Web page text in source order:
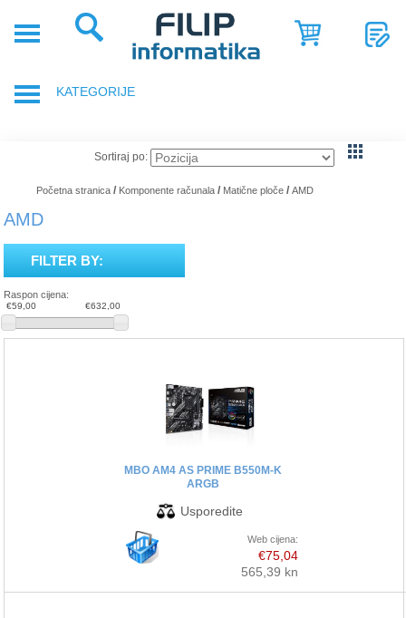
POSLOVNA
NOVOSTI
REFERENCE
O
NAMA
KATEGORIJE
DODACI ZA PRIJENOSNA RAČUNALA
GAMING OPREMA
RAČUNALA
TABLETI
KOMPONENTE RAČUNALA
Sortiraj po:
Početna stranica / Komponente računala / Matične ploče / AMD
AMD
FILTER BY:
Raspon cijena:
€59,00 €632,00
MBO AM4 AS PRIME B550M-K
ARGB
Web cijena:
€75,04
565,39 kn